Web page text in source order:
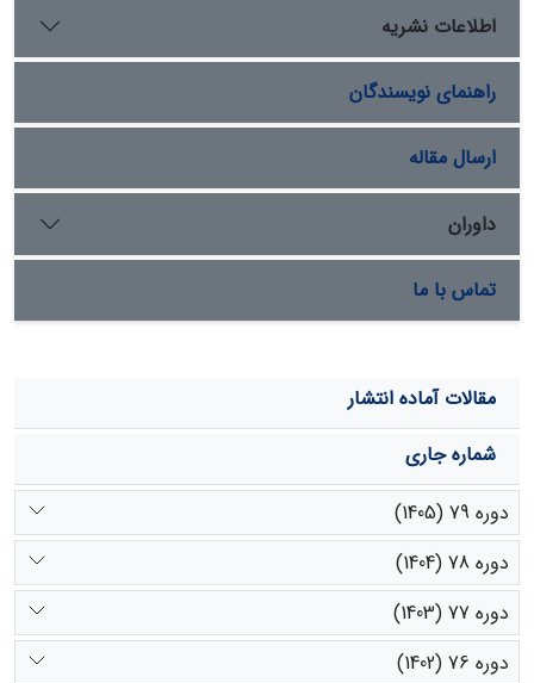
و کمترین (173/0) ضریب تبیین به‌ترتیب در گویه­های "
توسعه کشت گیاهان دارویی تا چه اندازه در توانمندی
مشارکتی زنان تاثیرگذار است؟" و " مساحت مزارع و تنوع
گیاهان دارویی را تا چه اندازه باعث ترغیب زنان بر عدم
مهاجرت جوامع محلی می‌دانید؟" مشاهده شد. نتایج آزمون
همبستگی اسپیرمن نشان داد که گیاهان دارویی بر
توانمندسازی اقتصادی (336/0r=، 000/0=sig) و اجتماعی
(280/0r=، 000/0=sig) زنان روستایی تأثیر مثبت و معنی‌داری
داشته است. در مجموع می‌توان گفت که زنان در روستای
کندلوس شهرستان نوشهر استان مازندران، با فعالیت در زمینه
رسیدند. کاشت گیاهان دارویی در استقلال اقتصادی و مالی
موثر بوده‌اند.
اطلاعات نشریه
راهنمای نویسندگان
ارسال مقاله
داوران
تماس با ما
مقالات آماده انتشار
شماره جاری
دوره 79 (1405)
دوره 78 (1404)
دوره 77 (1403)
دوره 76 (1402)